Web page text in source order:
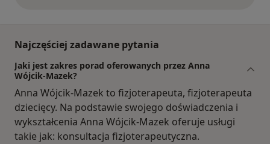
Najczęściej zadawane pytania
Jaki jest zakres porad oferowanych przez Anna
Wójcik-Mazek?
Anna Wójcik-Mazek to fizjoterapeuta, fizjoterapeuta
dziecięcy. Na podstawie swojego doświadczenia i
wykształcenia Anna Wójcik-Mazek oferuje usługi
takie jak: konsultacja fizjoterapeutyczna.